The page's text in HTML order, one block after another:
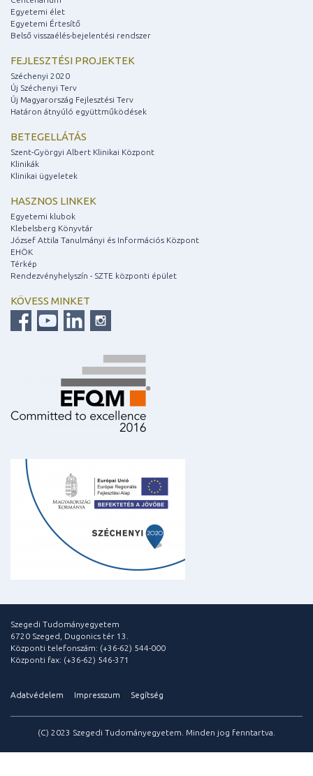
Egyetemi élet
Egyetemi Értesítő
Belső visszaélés-bejelentési rendszer
FEJLESZTÉSI PROJEKTEK
Széchenyi 2020
Új Széchenyi Terv
Új Magyarország Fejlesztési Terv
Határon átnyúló együttműködések
BETEGELLÁTÁS
Szent-Györgyi Albert Klinikai Központ
Klinikák
Klinikai ügyeletek
HASZNOS LINKEK
Egyetemi klubok
Klebelsberg Könyvtár
József Attila Tanulmányi és Információs Központ
EHÖK
Térkép
Rendezvényhelyszín - SZTE központi épület
KÖVESS MINKET
Szegedi Tudományegyetem
6720 Szeged, Dugonics tér 13.
Központi telefonszám: (+36-62) 544-000
Központi fax: (+36-62) 546-371
Adatvédelem Impresszum Segítség
(C) 2023 Szegedi Tudományegyetem. Minden jog fenntartva.